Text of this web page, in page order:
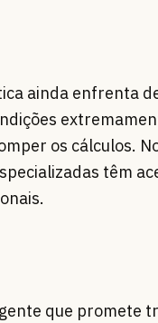
ainda enfrenta
os cálculos.
têm
que promete